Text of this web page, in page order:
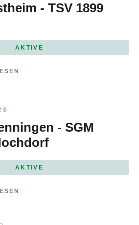
- TSV 1899
AKTIVE
- SGM
AKTIVE